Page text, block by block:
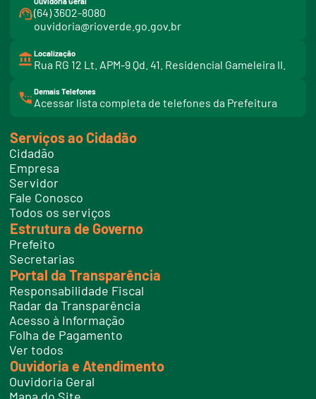
(64) 3602-8080
ouvidoria@rioverde.go.gov.br
Localização
Rua RG 12 Lt. APM-9 Qd. 41. Residencial Gameleira II.
Demais Telefones
Acessar lista completa de telefones da Prefeitura
i
t
e
l
f
o
e
s
Serviços ao Cidadão
Cidadão
Empresa
Servidor
Fale Conosco
Todos os serviços
Estrutura de Governo
Prefeito
Secretarias
Portal da Transparência
Responsabilidade Fiscal
Radar da Transparência
Acesso à Informação
Folha de Pagamento
Ver todos
Ouvidoria e Atendimento
Ouvidoria Geral